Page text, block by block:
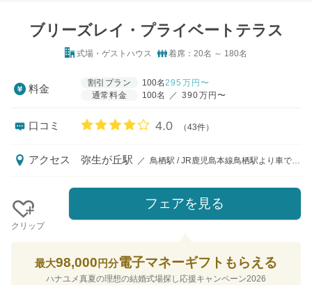
ブリーズレイ・プライベートテラス
式場・ゲストハウス 着席：20名 ～ 180名
料金
割引プラン 100名295 万円〜
通常料金
100名 ／ 390万円〜
口コミ 口コミ評価
4.0 （43件）
アクセス 弥生が丘駅 ／ 鳥栖駅 / JR鹿児島本線鳥栖駅より車で6分、JR鹿児島本線弥生が丘駅より車で1分、九州自動車道鳥栖ICより車で2分
クリップ
フェアを見る
最大98,000 円分電子マネーギフトもらえる
ハナユメ真夏の理想の結婚式場探し応援キャンペーン2026